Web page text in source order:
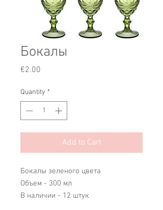
Бокалы
€2.00
Quantity *
Add to Cart
Бокалы зеленого цвета
Объем - 300 мл
В наличии - 12 штук